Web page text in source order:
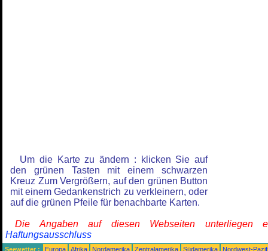
Um die Karte zu ändern : klicken Sie auf
den grünen Tasten mit einem schwarzen
Kreuz Zum Vergrößern, auf den grünen Button
mit einem Gedankenstrich zu verkleinern, oder
auf die grünen Pfeile für benachbarte Karten.
Die Angaben auf diesen Webseiten unterliegen
Haftungsausschluss
Seewetter : Europa Afrika Nordamerika Zentralamerika Südamerika
Nordwest-